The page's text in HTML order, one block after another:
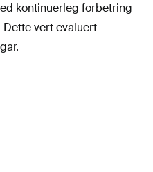
kontinuerleg forbetring
vert evaluert